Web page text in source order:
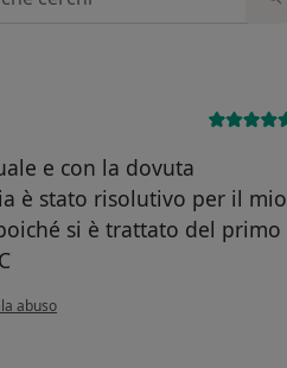
e con la dovuta
è stato risolutivo per il mio
si è trattato del primo
l'opinione dell'utente Paolo
abuso